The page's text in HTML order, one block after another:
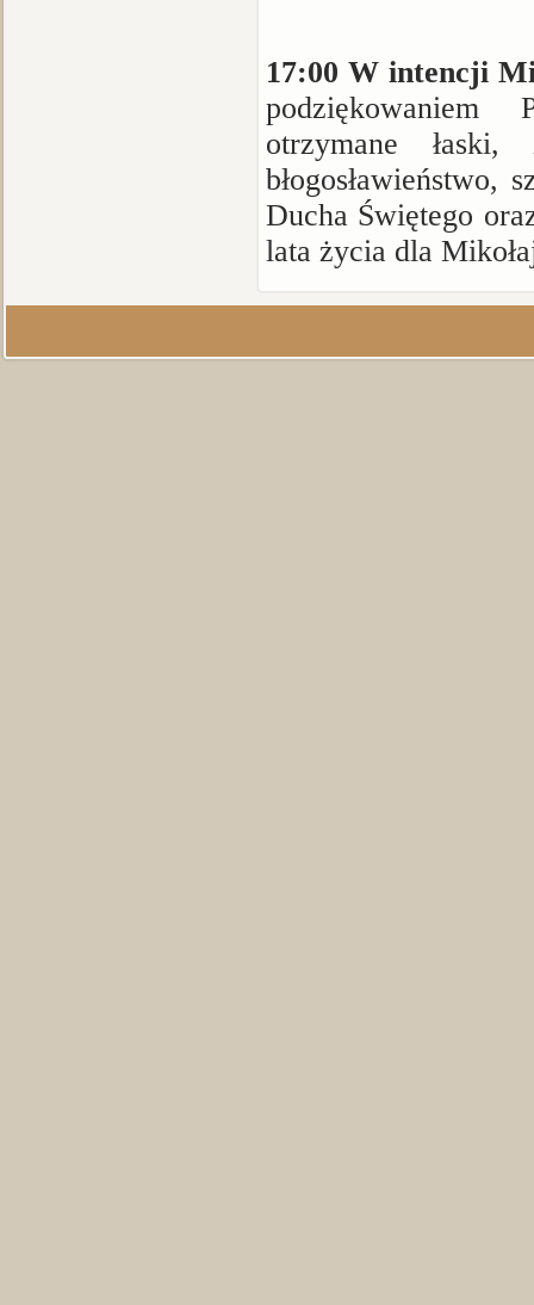
17:00 W intencji
otrzymane
błogosławieństwo,
Ducha Świętego
lata życia dla